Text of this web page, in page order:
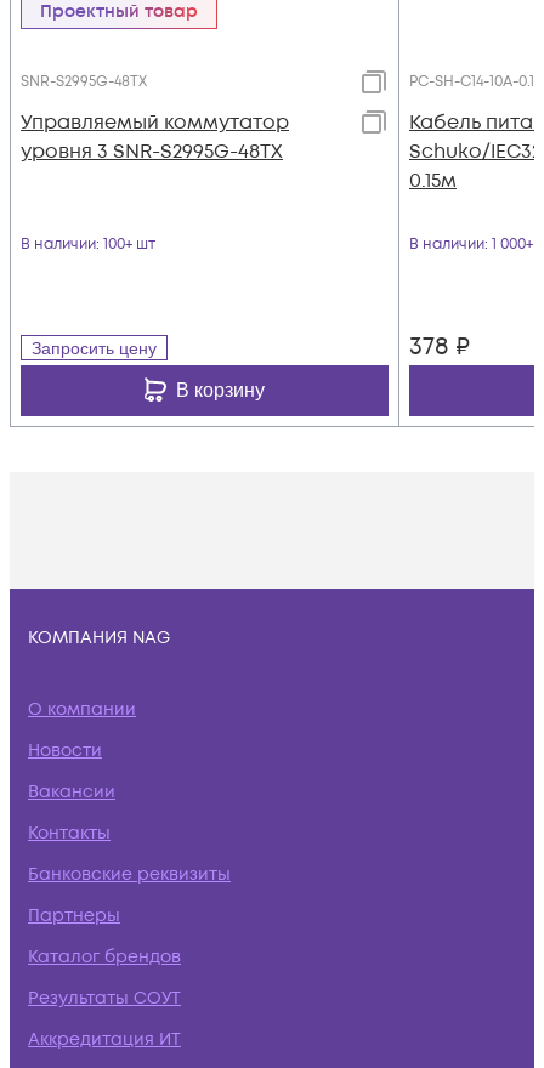
Проектный товар
SNR-S2995G-48TX
Управляемый коммутатор
уровня 3 SNR-S2995G-48TX
В наличии: 100+ шт
Запросить цену
В корзину
PC-SH-C14-10A-0.15
Кабель
Schuko/
0.15м
В наличии: 1 000+
378 ₽
КОМПАНИЯ NAG
О компании
Новости
Вакансии
Контакты
Банковские реквизиты
Партнеры
Каталог брендов
Результаты СОУТ
Аккредитация ИТ